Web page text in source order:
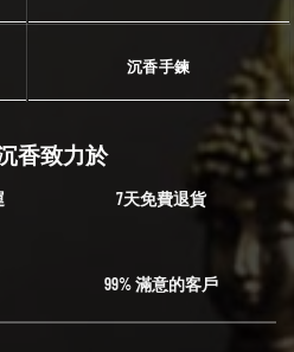
沉香手鍊
香致力於
7天免費退貨
99% 滿意的客戶